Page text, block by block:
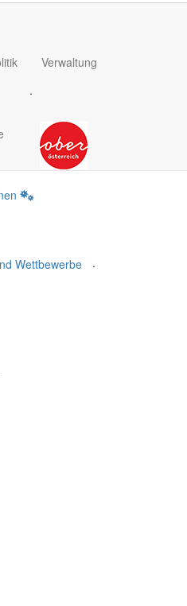
Verwaltung
.
Wettbewerbe
.